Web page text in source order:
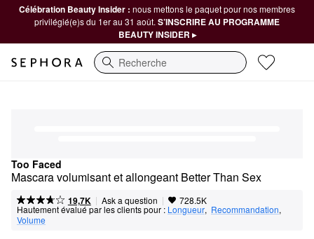
Célébration Beauty Insider : nous mettons le paquet pour nos membres
privilégié(e)s du 1er au 31 août. S’INSCRIRE AU PROGRAMME
BEAUTY INSIDER ▸
Recherche
Too Faced
Mascara volumisant et allongeant Better Than Sex
19,7K | Ask a question | 728.5K
Hautement évalué par les clients pour : Longueur, Recommandation,
Volume